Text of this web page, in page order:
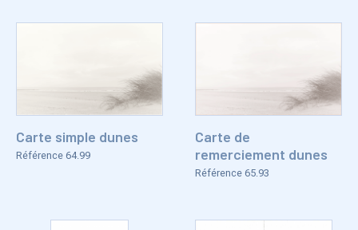
Carte simple dunes
Référence 64.99
Carte de
remerciement dunes
Référence 65.93